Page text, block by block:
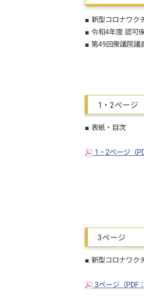
■ 新型コロナワク
■ 令和4年度 認可
■ 第49回衆議院議
1・2ページ
■ 表紙・目次
1・2ページ（
3ページ
■ 新型コロナワク
3ページ（PDF